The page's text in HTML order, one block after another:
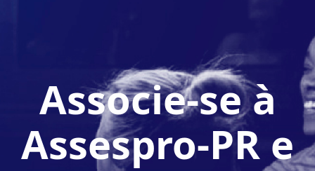
Associe-se à
Assespro-PR e